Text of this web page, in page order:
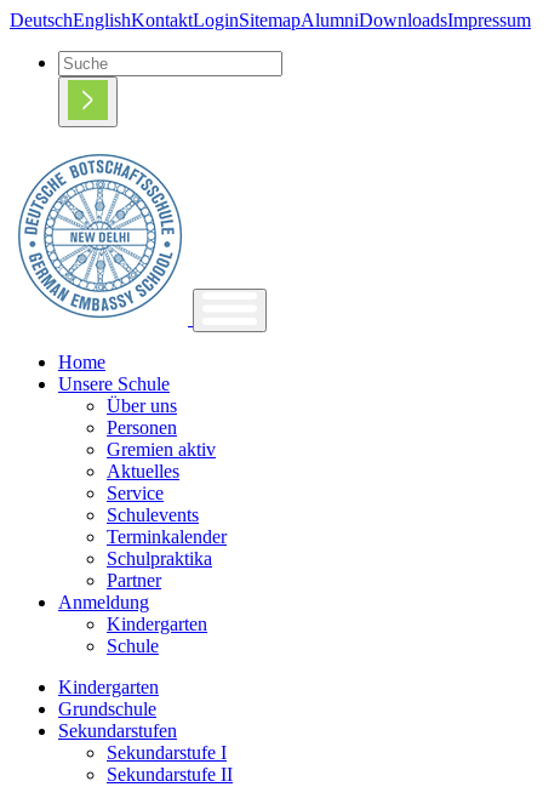
DeutschEnglishKontaktLoginSitemapAlumniDownloadsImpressum
Home
Unsere Schule
Über uns
Personen
Gremien aktiv
Aktuelles
Service
Schulevents
Terminkalender
Schulpraktika
Partner
Anmeldung
Kindergarten
Schule
Kindergarten
Grundschule
Sekundarstufen
Sekundarstufe I
Sekundarstufe II